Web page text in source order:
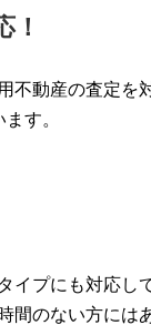
！
不動産の査定を
す。
プにも対応し
間のない方には